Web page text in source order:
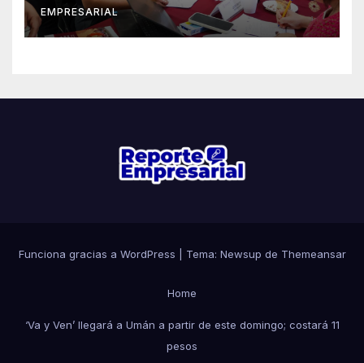
EMPRESARIAL
Funciona gracias a WordPress Tema: Newsup de Themeansar
Home
‘Va y Ven’ llegará a Umán a partir de este domingo; costará 11
pesos